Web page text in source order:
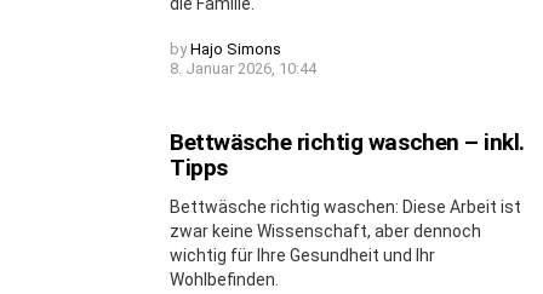
by Hajo Simons
8. Januar 2026, 10:44
Bettwäsche richtig waschen – inkl.
Tipps
Bettwäsche richtig waschen: Diese Arbeit ist
zwar keine Wissenschaft, aber dennoch
wichtig für Ihre Gesundheit und Ihr
Wohlbefinden.